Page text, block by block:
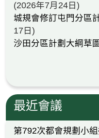
(2026年7月24日)
城規會修訂屯門分區
17日)
沙田分區計劃大綱草
最近會議
第792次都會規劃小